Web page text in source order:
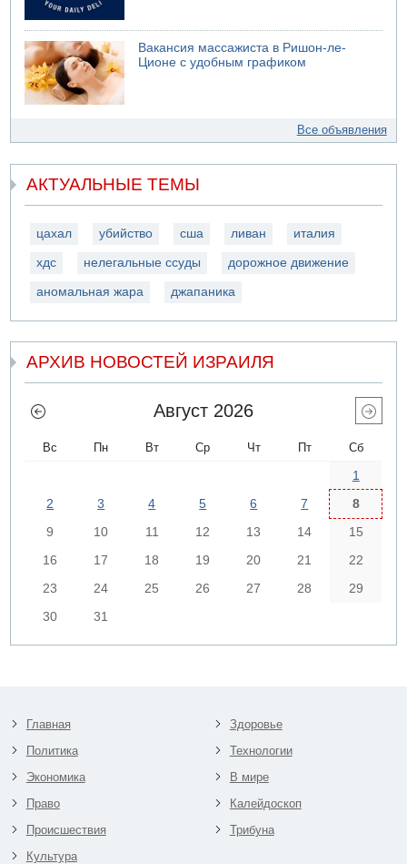
Вакансия массажиста в Ришон-ле-
Ционе с удобным графиком
Все объявления
АКТУАЛЬНЫЕ ТЕМЫ
цахал убийство сша ливан италия
хдс нелегальные ссуды дорожное движение
аномальная жара джапаника
АРХИВ НОВОСТЕЙ ИЗРАИЛЯ
Август 2026
Вс Пн Вт Ср Чт Пт Сб
1
2
3 4 5 6 7
8
9
10 11 12 13 14
15
16
17 18 19 20 21
22
23
24 25 26 27 28
29
30
31
Главная
Политика
Экономика
Право
Происшествия
Культура
Здоровье
Технологии
В мире
Калейдоскоп
Трибуна